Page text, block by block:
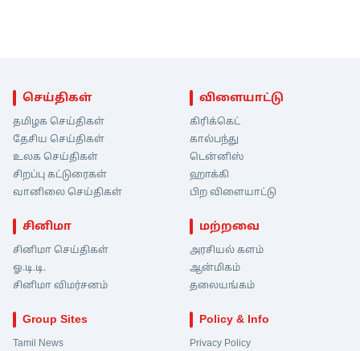
செய்திகள்
தமிழக செய்திகள்
தேசிய செய்திகள்
உலக செய்திகள்
சிறப்பு கட்டுரைகள்
வானிலை செய்திகள்
விளையாட்டு
கிரிக்கெட்
கால்பந்து
டென்னிஸ்
ஹாக்கி
பிற விளையாட்டு
சினிமா
சினிமா செய்திகள்
ஓ.டி.டி.
சினிமா விமர்சனம்
மற்றவை
அரசியல் களம்
ஆன்மிகம்
தலையங்கம்
Group Sites
Tamil News
Policy & Info
Privacy Policy